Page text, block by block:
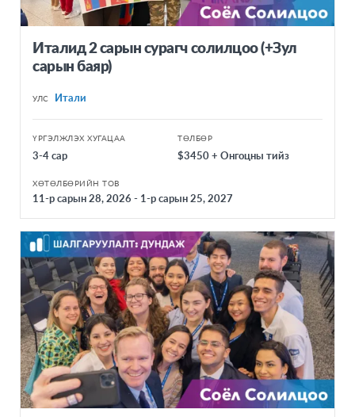
Энэтхэг
Япон
Малайз
АФРИК
Кэни
Тунис
Египет
БУСАД
Монгол
Онлайн
Италид 2 сарын сурагч солилцоо (+Зул
сарын баяр)
УЛС Итали
ҮРГЭЛЖЛЭХ ХУГАЦАА
3-4 сар
ТӨЛБӨР
$3450 + Онгоцны тийз
ХӨТӨЛБӨРИЙН ТОВ
11-р сарын 28, 2026 - 1-р сарын 25, 2027